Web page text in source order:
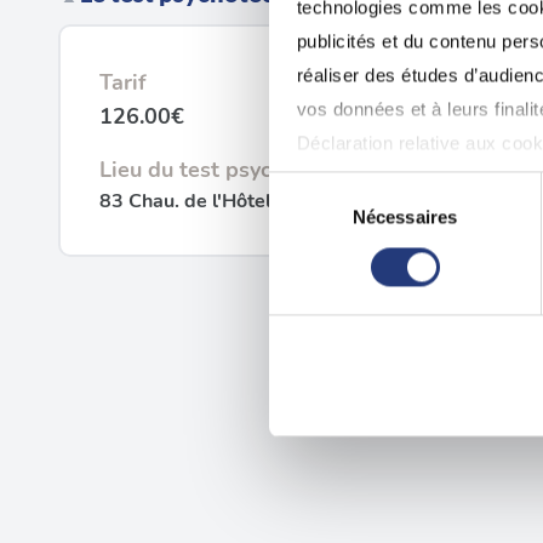
technologies comme les
publicités et du contenu
réaliser des études
vos données et à leurs
Déclaration relative aux
Si vous le permettez, nous
Collecter des
Identifier votre
digitales).
consentement
Nécessaires
Tarif
126.00€
Lieu du test psychotechnique
83 Chau. de l'Hôtel de ville, 59650 Villeneuve-